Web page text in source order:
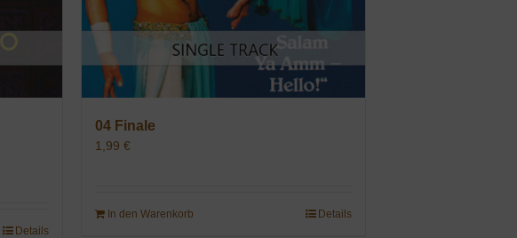
Details
04 Finale
1,99 €
In den Warenkorb Details